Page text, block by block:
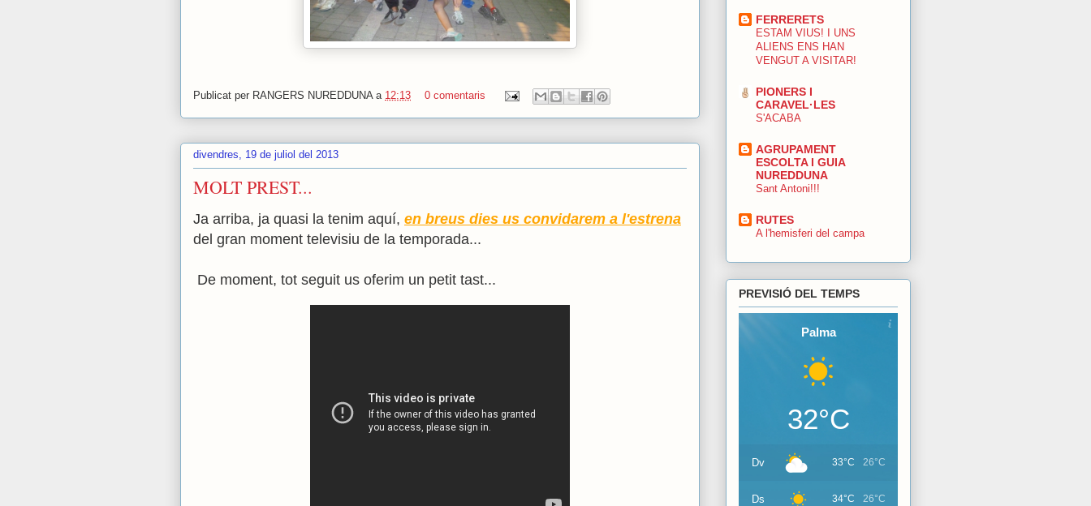
Publicat per RANGERS NUREDDUNA a 12:13 0 comentaris
divendres, 19 de juliol del 2013
MOLT PREST...
Ja arriba, ja quasi la tenim aquí, en breus dies us convidarem a l'estrena
del gran moment televisiu de la temporada...
De moment, tot seguit us oferim un petit tast...
FERRERETS
ESTAM VIUS! I UNS
ALIENS ENS HAN
VENGUT A VISITAR!
PIONERS I
CARAVEL·LES
S'ACABA
AGRUPAMENT
ESCOLTA I GUIA
NUREDDUNA
Sant Antoni!!!
RUTES
A l'hemisferi del campa
PREVISIÓ DEL TEMPS
Palma
32°C
Dv 33°C 26°C
Ds 34°C 26°C